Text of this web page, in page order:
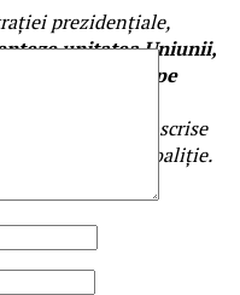
prezidențiale,
unitatea Uniunii,
Guvernul este pe
curajoase și bine scrise
Președinte – Coaliție.